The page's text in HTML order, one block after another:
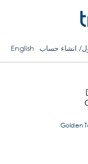
انشاء حساب English
Golden